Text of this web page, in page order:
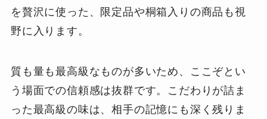
を贅沢に使った、限定品や桐箱入りの商品も視
野に入ります。
質も量も最高級なものが多いため、ここぞとい
う場面での信頼感は抜群です。こだわりが詰ま
った最高級の味は、相手の記憶にも深く残りま